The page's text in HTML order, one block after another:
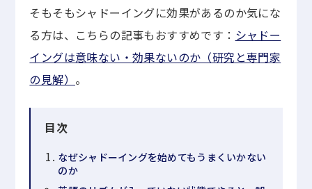
そもそもシャドーイングに効果があるのか気にな
る方は、こちらの記事もおすすめです： シャドー
イングは意味ない・効果ないのか（研究と専門家
の見解） 。
目次
なぜシャドーイングを始めてもうまくいかない
のか